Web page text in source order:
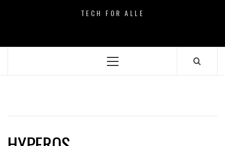
TECH FOR ALLE
Primary